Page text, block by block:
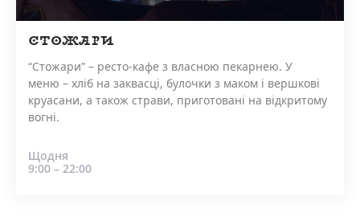
СТОЖАРИ
“Стожари” – ресто-кафе з власною пекарнею. У
меню – хліб на заквасці, булочки з маком і вершкові
круасани, а також страви, приготовані на відкритому
вогні.
Щодня
9:00 – 22:00